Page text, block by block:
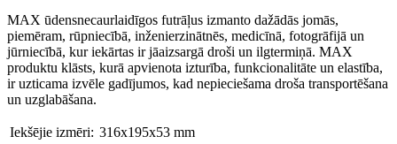
MAX ūdensnecaurlaidīgos futrāļus izmanto dažādās jomās,
piemēram, rūpniecībā, inženierzinātnēs, medicīnā, fotogrāfijā un
jūrniecībā, kur iekārtas ir jāaizsargā droši un ilgtermiņā. MAX
produktu klāsts, kurā apvienota izturība, funkcionalitāte un elastība,
ir uzticama izvēle gadījumos, kad nepieciešama droša transportēšana
un uzglabāšana.
Iekšējie izmēri: 316x195x53 mm